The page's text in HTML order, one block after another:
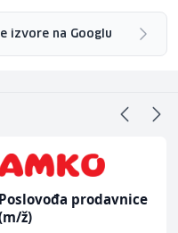
izvore na Googlu
Poslovođa prodavnice
ž)